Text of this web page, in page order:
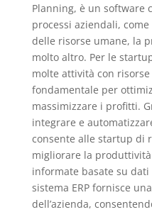
Planning, è un software
processi aziendali,
delle risorse umane, la
molto altro. Per le
molte attività con
fondamentale per
massimizzare i profitti.
integrare e
consente alle startup di
migliorare la
informate basate su
sistema ERP fornisce
dell’azienda,